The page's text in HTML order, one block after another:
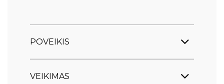
POVEIKIS
VEIKIMAS